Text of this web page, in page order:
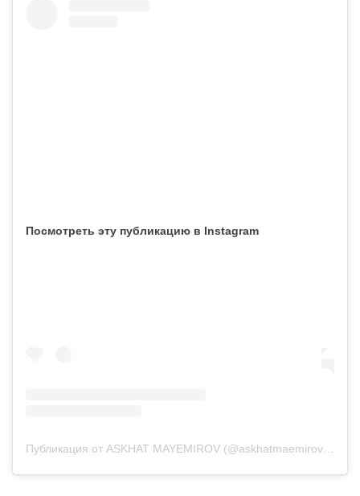
Посмотреть эту публикацию в Instagram